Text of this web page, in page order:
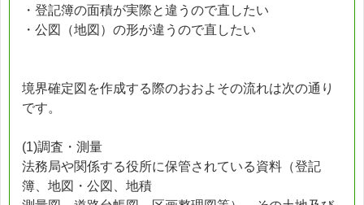
・登記簿の面積が実際と違うので直したい
・公図（地図）の形が違うので直したい
境界確定図を作成する際のおおよその流れは次の通り
です。
(1)調査・測量
法務局や関係する役所に保管されている資料（登記
簿、地図・公図、地積